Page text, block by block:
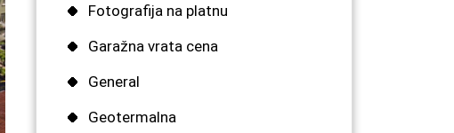
Fotografija na platnu
Garažna vrata cena
General
Geotermalna